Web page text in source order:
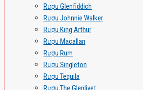
Rượu Glenfiddich
Rượu Johnnie Walker
Rượu King Arthur
Rượu Macallan
Rượu Rum
Rượu Singleton
Rượu Tequila
Rượu The Glenlivet